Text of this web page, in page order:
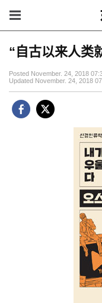
“自古以来人类
Posted November. 24, 2018
Updated November. 24, 2018